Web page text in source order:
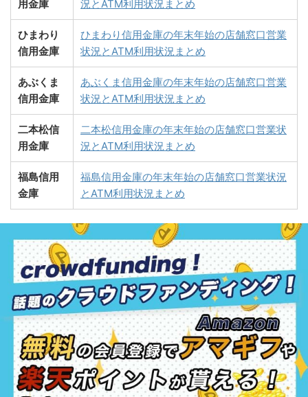
用金庫 況とATM利用状況まとめ
ひまわり
信用金庫
ひまわり信用金庫の年末年始の店舗窓口営業
状況とATM利用状況まとめ
あぶくま
信用金庫
あぶくま信用金庫の年末年始の店舗窓口営業
状況とATM利用状況まとめ
二本松信
用金庫
二本松信用金庫の年末年始の店舗窓口営業状
況とATM利用状況まとめ
福島信用
金庫
福島信用金庫の年末年始の店舗窓口営業状況
とATM利用状況まとめ